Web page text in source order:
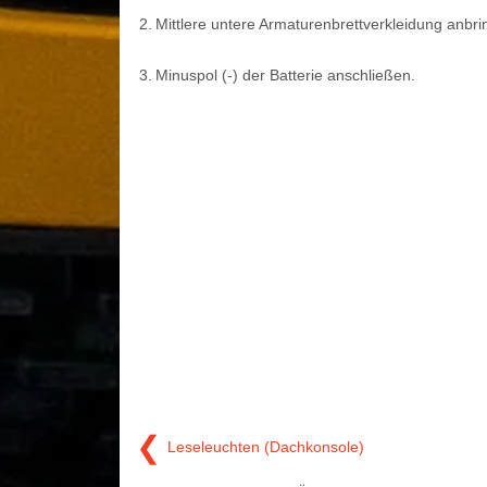
2. Mittlere untere Armaturenbrettverkleidung
3. Minuspol (-) der Batterie anschließen.
❮ Leseleuchten (Dachkonsole)